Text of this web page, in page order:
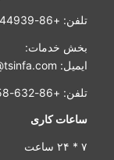
تلفن: +86-15318444939
بخش خدمات:
ایمیل: service@tsinfa.com
تلفن: +86-632-5656658
ساعات کاری
۷ * ۲۴ ساعت